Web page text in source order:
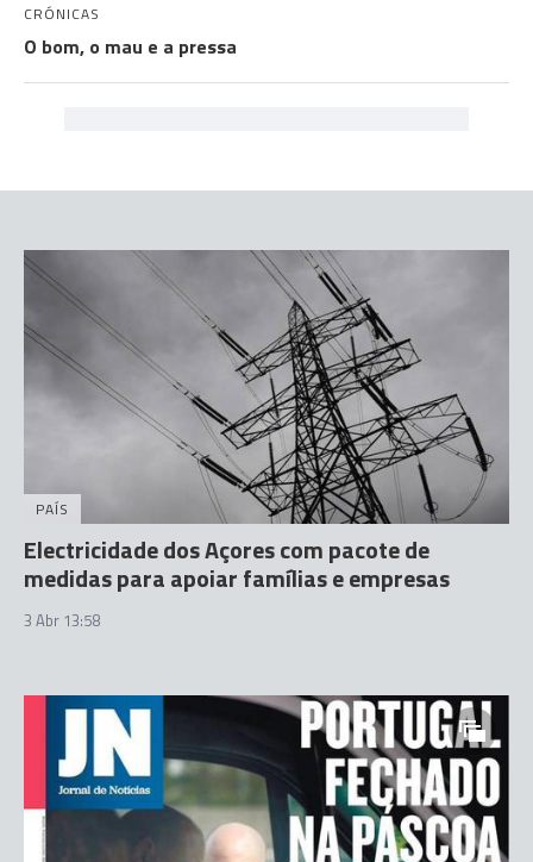
CRÓNICAS
O bom, o mau e a pressa
PAÍS
Electricidade dos Açores com pacote de
medidas para apoiar famílias e empresas
3 Abr 13:58